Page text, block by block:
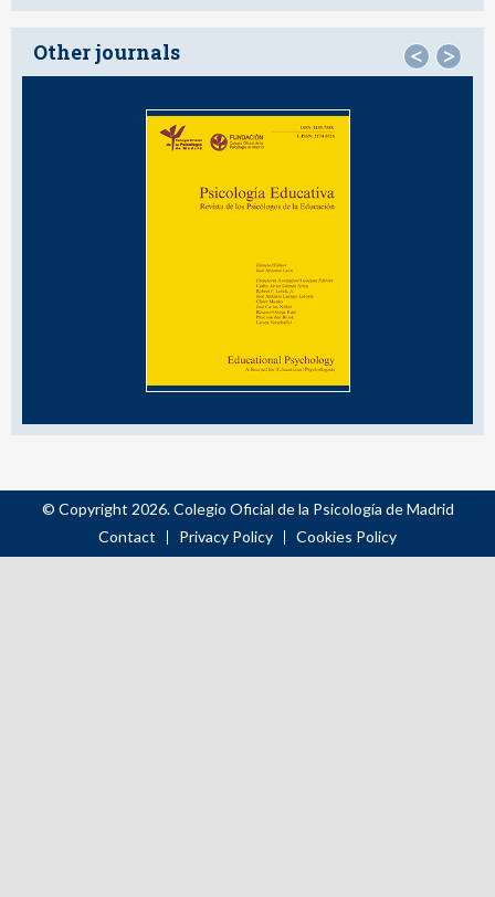
Other journals < >
© Copyright 2026. Colegio Oficial de la Psicología de Madrid
Contact
Privacy Policy Cookies Policy